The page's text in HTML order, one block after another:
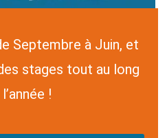
Septembre à Juin, et
stages tout au long
!